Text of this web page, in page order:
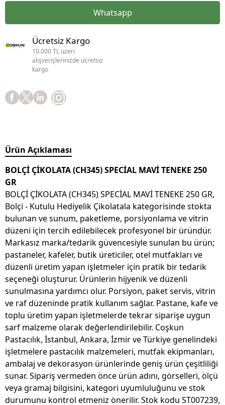
Whatsapp
Ücretsiz Kargo
10.000 TL üzeri
alışverişlerinizde ücretsiz
kargo
Ürün Açıklaması
BOLÇİ ÇİKOLATA (CH345) SPECİAL MAVİ TENEKE 250
GR
BOLÇİ ÇİKOLATA (CH345) SPECİAL MAVİ TENEKE 250 GR,
Bolçi - Kutulu Hediyelik Çikolatala kategorisinde stokta
bulunan ve sunum, paketleme, porsiyonlama ve vitrin
düzeni için tercih edilebilecek profesyonel bir üründür.
Markasız marka/tedarik güvencesiyle sunulan bu ürün;
pastaneler, kafeler, butik üreticiler, otel mutfakları ve
düzenli üretim yapan işletmeler için pratik bir tedarik
seçeneği oluşturur. Ürünlerin hijyenik ve düzenli
sunulmasına yardımcı olur. Porsiyon, paket servis, vitrin
ve raf düzeninde pratik kullanım sağlar. Pastane, kafe ve
toplu üretim yapan işletmelerde tekrar siparişe uygun
sarf malzeme olarak değerlendirilebilir. Coşkun
Pastacılık, İstanbul, Ankara, İzmir ve Türkiye genelindeki
işletmelere pastacılık malzemeleri, mutfak ekipmanları,
ambalaj ve dekorasyon ürünlerinde geniş ürün çeşitliliği
sunar. Sipariş vermeden önce ürün adını, görselleri, ölçü
veya gramaj bilgisini, kategori uyumluluğunu ve stok
durumunu kontrol etmeniz önerilir. Stok kodu ST007239,